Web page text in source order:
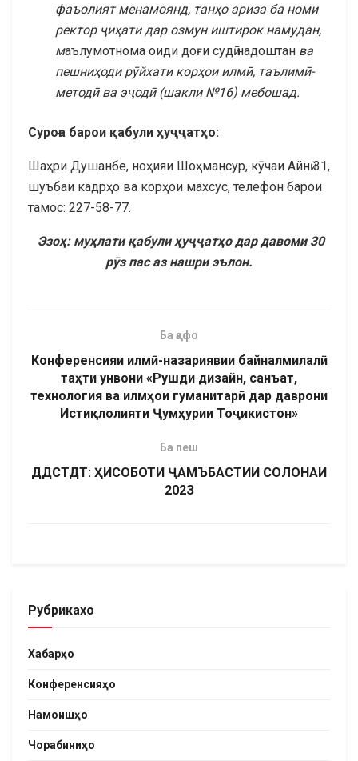
фаъолият менамоянд, танҳо ариза ба номи
ректор ҷиҳати дар озмун иштирок намудан,
маълумотнома оиди доғи судӣ надоштан ва
пешниҳоди рӯйхати корҳои илмӣ, таълимӣ-
методӣ ва эҷодӣ (шакли №16) мебошад.
Суроға барои қабули ҳуҷҷатҳо:
Шаҳри Душанбе, ноҳияи Шоҳмансур, кӯчаи Айнӣ 31,
шуъбаи кадрҳо ва корҳои махсус, телефон барои
тамос: 227-58-77.
Эзоҳ: муҳлати қабули ҳуҷҷатҳо дар давоми 30
рӯз пас аз нашри эълон.
Ба қафо
Конференсияи илмӣ-назариявии байналмилалӣ
таҳти унвони «Рушди дизайн, санъат,
технология ва илмҳои гуманитарӣ дар даврони
Истиқлолияти Ҷумҳурии Тоҷикистон»
Ба пеш
ДДСТДТ: ҲИСОБОТИ ҶАМЪБАСТИИ СОЛОНАИ
202З
Рубрикахо
Хабарҳо
Конференсияҳо
Намоишҳо
Чорабиниҳо